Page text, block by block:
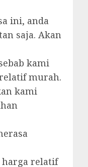
ini, anda
saja. Akan
kami
murah.
kami
harga relatif